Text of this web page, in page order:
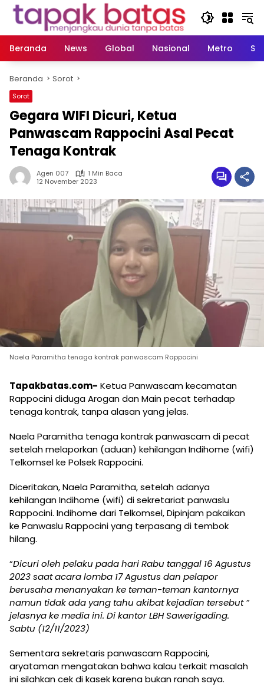
Langsung
Beranda
News Global Nasional Metro
Beranda Sorot
Sorot
Gegara WIFI Dicuri, Ketua
Panwascam Rappocini Asal Pecat
Tenaga Kontrak
Agen 007
1 Min Baca
12 November 2023
Naela Paramitha tenaga kontrak panwascam Rappocini
Tapakbatas.com- Ketua Panwascam kecamatan
Rappocini diduga Arogan dan Main pecat terhadap
tenaga kontrak, tanpa alasan yang jelas.
Naela Paramitha tenaga kontrak panwascam di pecat
setelah melaporkan (aduan) kehilangan Indihome (wifi)
Telkomsel ke Polsek Rappocini.
Diceritakan, Naela Paramitha, setelah adanya
kehilangan Indihome (wifi) di sekretariat panwaslu
Rappocini. Indihome dari Telkomsel, Dipinjam pakaikan
ke Panwaslu Rappocini yang terpasang di tembok
hilang.
“Dicuri oleh pelaku pada hari Rabu tanggal 16 Agustus
2023 saat acara lomba 17 Agustus dan pelapor
berusaha menanyakan ke teman-teman kantornya
namun tidak ada yang tahu akibat kejadian tersebut ”
jelasnya ke media ini. Di kantor LBH Sawerigading.
Sabtu (12/11/2023)
Sementara sekretaris panwascam Rappocini,
aryataman mengatakan bahwa kalau terkait masalah
ini silahkan cek di kasek karena bukan ranah saya.